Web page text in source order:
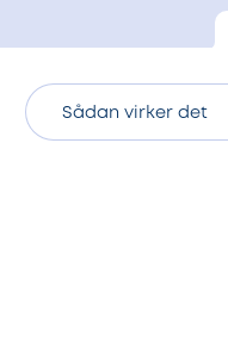
Sådan virker det